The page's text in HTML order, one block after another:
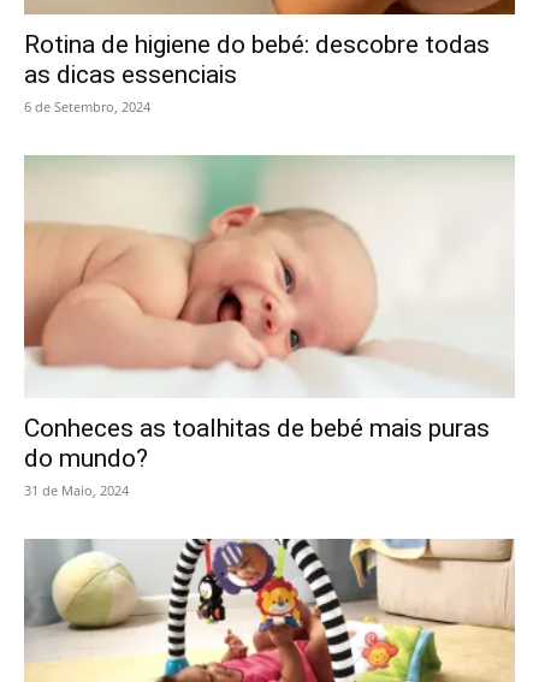
Rotina de higiene do bebé: descobre todas
as dicas essenciais
6 de Setembro, 2024
Conheces as toalhitas de bebé mais puras
do mundo?
31 de Maio, 2024